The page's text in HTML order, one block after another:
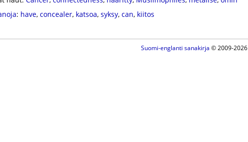
: have, concealer, katsoa, syksy, can, kiitos
Suomi-englanti sanakirja © 2009-2026